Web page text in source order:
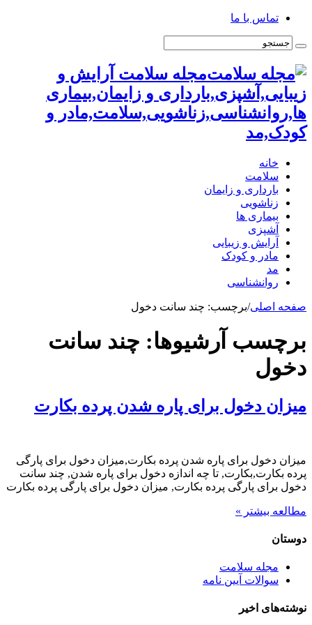
تماس با ما
مجله سلامت آرایش و
زیبایی,آشپزی,بارداری و زایمان,بیماری
ها,روانشناسی,زناشویی,سلامت,مادر و
کودک,مد
خانه
سلامت
بارداری و زایمان
زناشویی
بیماری ها
آشپزی
آرایش و زیبایی
مادر و کودک
مد
روانشناسی
صفحه اصلی/برچسب: چند سانت دخول
برچسب آرشیوها: چند سانت
دخول
میزان دخول برای پاره شدن پرده بکارت
میزان دخول برای پاره شدن پرده بکارت,میزان دخول برای پارگی
پرده بکارت,بکارت, تا چه اندازه دخول برای پاره شدن, چند سانت
دخول برای پارگی پرده بکارت, میزان دخول برای پارگی پرده بکارت
مطالعه بیشتر »
دوستان
مجله سلامت
سوالات آیین نامه
نوشته‌های اخیر